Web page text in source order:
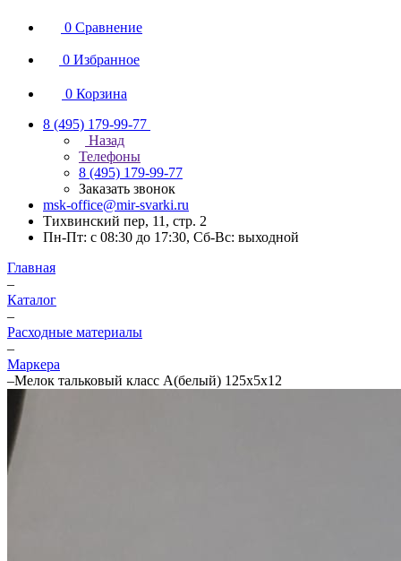
0 Сравнение
0 Избранное
0 Корзина
8 (495) 179-99-77
Назад
Телефоны
8 (495) 179-99-77
Заказать звонок
msk-office@mir-svarki.ru
Тихвинский пер, 11, стр. 2
Пн-Пт: с 08:30 до 17:30, Сб-Вс: выходной
Главная
–
Каталог
–
Расходные материалы
–
Маркера
–Мелок тальковый класс А(белый) 125х5х12